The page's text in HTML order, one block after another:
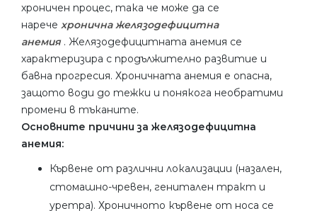
хроничен процес, така че може да се
нарече хронична желязодефицитна
анемия. Желязодефицитната анемия се
характеризира с продължително развитие и
бавна прогресия. Хроничната анемия е опасна,
защото води до тежки и понякога необратими
промени в тъканите.
Основните причини за желязодефицитна
анемия:
Кървене от различни локализации (назален,
стомашно-чревен, генитален тракт и
уретра). Хроничното кървене от носа се